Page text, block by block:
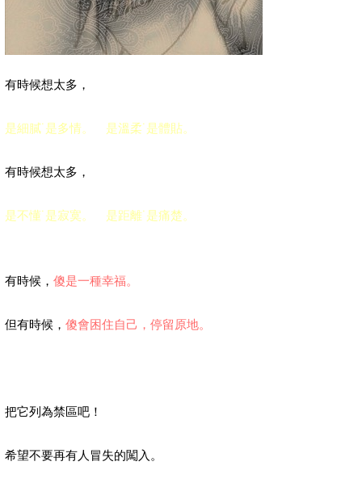
有時候想太多，
是細膩˙是多情。 是溫柔˙是體貼。
有時候想太多，
是不懂˙是寂寞。 是距離˙是痛楚。
有時候， 傻是一種幸福。
但有時候， 傻會困住自己，停留原地。
把它列為禁區吧！
希望不要再有人冒失的闖入。